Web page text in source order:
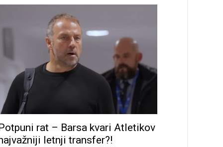
rat – Barsa kvari Atletikov
letnji transfer?!